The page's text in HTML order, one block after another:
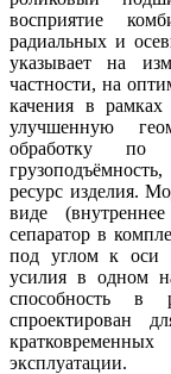
восприятие
радиальных и
указывает на
частности, на
качения в
улучшенную
обработку по
ресурс изделия.
виде
сепаратор в
под углом к оси
усилия в одном
способность в
спроектирован
эксплуатации.